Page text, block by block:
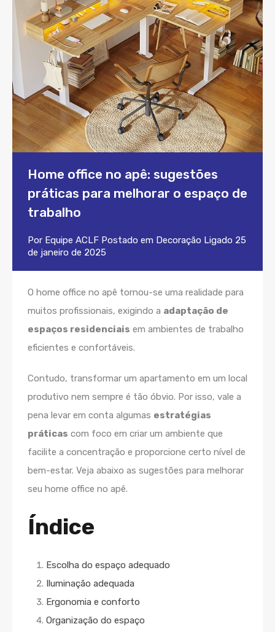
Home office no apê: sugestões
práticas para melhorar o espaço de
trabalho
Por Equipe ACLF Postado em Decoração Ligado 25
de janeiro de 2025
O home office no apê tornou-se uma realidade para
muitos profissionais, exigindo a adaptação de
espaços residenciais em ambientes de trabalho
eficientes e confortáveis.
Contudo, transformar um apartamento em um local
produtivo nem sempre é tão óbvio. Por isso, vale a
pena levar em conta algumas estratégias
práticas com foco em criar um ambiente que
facilite a concentração e proporcione certo nível de
bem-estar. Veja abaixo as sugestões para melhorar
seu home office no apê.
Índice
Escolha do espaço adequado
Iluminação adequada
Ergonomia e conforto
Organização do espaço